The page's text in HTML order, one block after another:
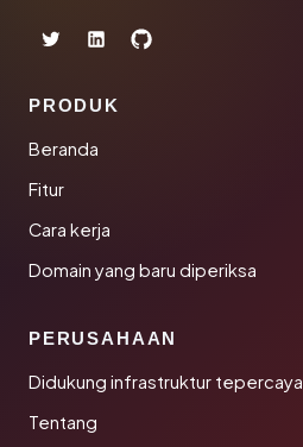
PRODUK
Beranda
Fitur
Cara kerja
Domain yang baru diperiksa
PERUSAHAAN
Didukung infrastruktur tepercaya
Tentang